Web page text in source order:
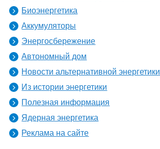
Биоэнергетика
Аккумуляторы
Энергосбережение
Автономный дом
Новости альтернативной энергетики
Из истории энергетики
Полезная информация
Ядерная энергетика
Реклама на сайте